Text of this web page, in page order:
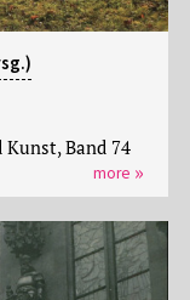
Band 74
more